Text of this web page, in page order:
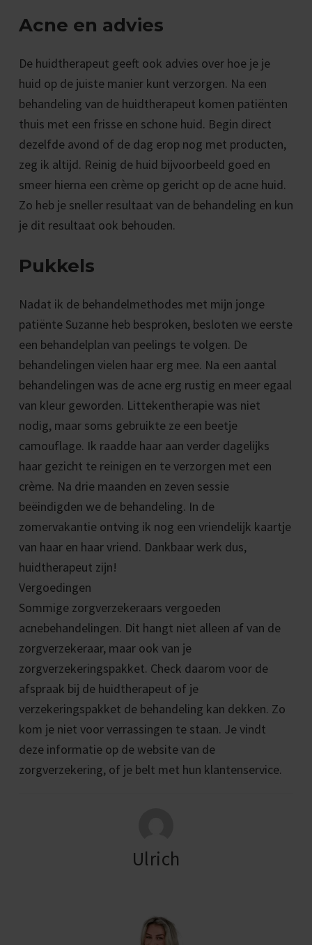
Acne en advies
De huidtherapeut geeft ook advies over hoe je je
huid op de juiste manier kunt verzorgen. Na een
behandeling van de huidtherapeut komen patiënten
thuis met een frisse en schone huid. Begin direct
dezelfde avond of de dag erop nog met producten,
zeg ik altijd. Reinig de huid bijvoorbeeld goed en
smeer hierna een crème op gericht op de acne huid.
Zo heb je sneller resultaat van de behandeling en kun
je dit resultaat ook behouden.
Pukkels
Nadat ik de behandelmethodes met mijn jonge
patiënte Suzanne heb besproken, besloten we eerste
een behandelplan van peelings te volgen. De
behandelingen vielen haar erg mee. Na een aantal
behandelingen was de acne erg rustig en meer egaal
van kleur geworden. Littekentherapie was niet
nodig, maar soms gebruikte ze een beetje
camouflage. Ik raadde haar aan verder dagelijks
haar gezicht te reinigen en te verzorgen met een
crème. Na drie maanden en zeven sessie
beëindigden we de behandeling. In de
zomervakantie ontving ik nog een vriendelijk kaartje
van haar en haar vriend. Dankbaar werk dus,
huidtherapeut zijn!
Vergoedingen
Sommige zorgverzekeraars vergoeden
acnebehandelingen. Dit hangt niet alleen af van de
zorgverzekeraar, maar ook van je
zorgverzekeringspakket. Check daarom voor de
afspraak bij de huidtherapeut of je
verzekeringspakket de behandeling kan dekken. Zo
kom je niet voor verrassingen te staan. Je vindt
deze informatie op de website van de
zorgverzekering, of je belt met hun klantenservice.
Ulrich